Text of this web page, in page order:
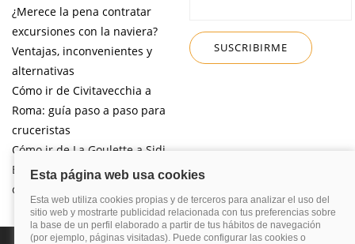
¿Merece la pena contratar
excursiones con la naviera?
Ventajas, inconvenientes y
alternativas
Cómo ir de Civitavecchia a
Roma: guía paso a paso para
cruceristas
Cómo ir de La Goulette a Sidi
Bou Said por libre desde tu
crucero